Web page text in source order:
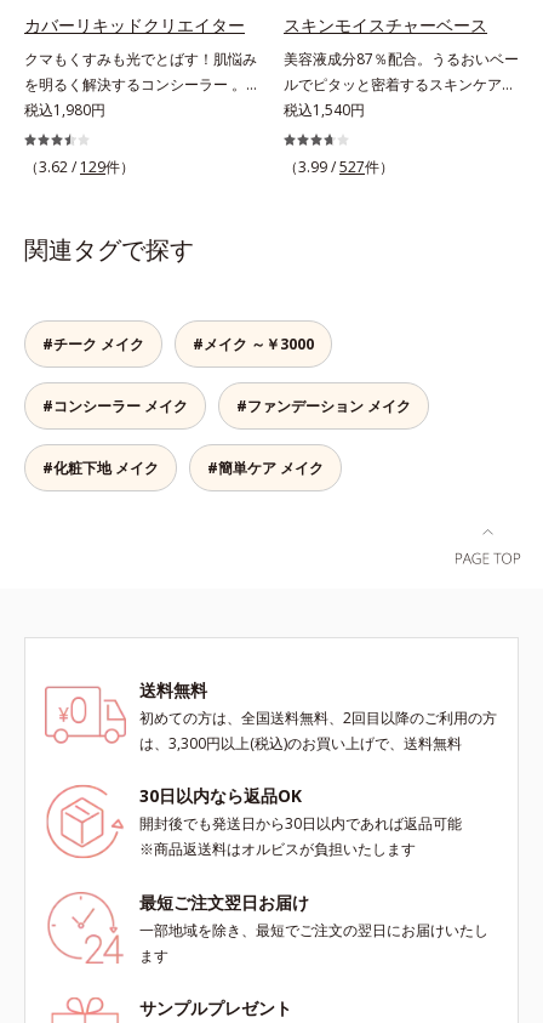
イ酸、ジメチコン配合＝汗や水、皮
脂をはじき、メイクくずれを防ぐ成
分*2 オリーブ葉エキス、ゴレンシ
葉エキス、加水分解ヒアルロン酸、
異性化糖配合＝保湿成分【ご使用方
法】2層タイプなので、必ず容器を
よく振ってからお使いください。メ
量吹きかけてください。（5～6プッ
シュが目安）ミストを塗布後、肌に
ださい。
ス、ビワ葉エキス、カミツレ花エキ
カバーリキッドクリエイター
クマもくすみも光でとばす！肌悩み
を明るく解決するコンシーラー 。
クマやくすみ(*)、年齢肌の抱えるお
悩みを、光で飛ばしてカバーするコ
ンシーラーです。黄ぐすみをカバー
してアラを見せず、自然に肌悩みを
カバーします。筆タイプのやわらか
や口元、シミやくすみの気になる頬
にもピタッと密着。薄づきなのにカ
バー力が高く、幅広く活躍します。
くすみに働きかける成分に2種のヒ
アルロン酸を配合した肌にやさしい
処方で、うるおうハリ肌へと整えま
す。* 乾燥による
税込1,980円
（3.62 / 129件）
スキンモイスチャーベース
美容液成分87％配合。うるおいベー
ルでピタッと密着するスキンケア発
想のメイク下地。化粧ノリ＆もち
UP！ファンデーションの仕上がり
を格上げする、スキンケア発想の化
液成分を87％配合。大気汚染物質バ
リア成分(*)もプラスして、乾燥やダ
メージから肌を守ります。くすみが
ちな大人の肌を、血色感のある肌に
補整する、ピンクベージュカラーで
す。※オルビスのすべてのファンデ
ーションの下地としてご使用いただ
税込1,540円
（3.99 /527件）
関連タグで探す
#チーク メイク #メイク ～￥3000
#コンシーラー メイク #ファンデーション メイク
#化粧下地 メイク #簡単ケア メイク
送料無料
初めての方は、全国送料無料、2回目以降のご利用の方
は、3,300円以上(税込)のお買い上げで、送料無料
30日以内なら返品OK
開封後でも発送日から30日以内であれば返品可能
※商品返送料はオルビスが負担いたします
最短ご注文翌日お届け
一部地域を除き、最短でご注文の翌日にお届けいたし
ます
サンプルプレゼント